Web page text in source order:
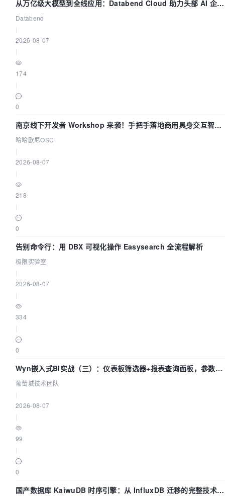
从万亿级大模型到全线应用：Databend Cloud 助力头部 AI 企业
构建全链路 Trace 数据管道
Databend
2026-08-07
174
0
南京线下开发者 Workshop 来袭！手把手落地商用具身交互智能
Agent 应用
哈哈欧尼OSC
2026-08-07
218
0
告别命令行：用 DBX 可视化操作 Easysearch 全流程解析
极限实验室
2026-08-07
334
0
Wyn嵌入式BI实战（三）：仪表板筛选器+报表查询面板，参数联
动全闭环
葡萄城技术团队
2026-08-07
99
0
国产数据库 KaiwuDB 时序引擎：从 InfluxDB 迁移的完整技术路